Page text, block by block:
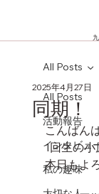
All Posts
活動報告
インタビュ
私の趣味
All Posts
同期！
2025年4月27日
こんばんは
1回生の小
本日もよ